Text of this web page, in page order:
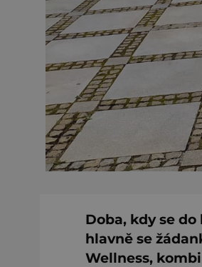
Doba, kdy se
hlavně se
Wellness,